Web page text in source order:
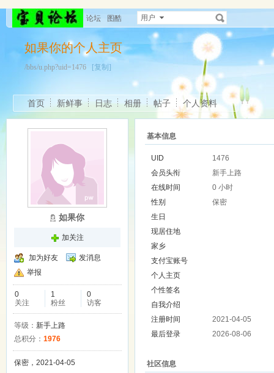
论坛 图酷 用户
如果你的个人主页
/bbs/u.php?uid=1476 [复制]
首页 新鲜事 日志 相册 帖子 个人资料
如果你
加关注
加为好友
发消息
举报
0
关注
1
粉丝
0
访客
等级： 新手上路
总积分： 1976
保密，2021-04-05
基本信息
UID
1476
会员头衔
新手上路
在线时间
0 小时
性别
保密
生日
现居住地
家乡
支付宝账号
个人主页
个性签名
自我介绍
注册时间
2021-04-05
最后登录
2026-08-06
社区信息